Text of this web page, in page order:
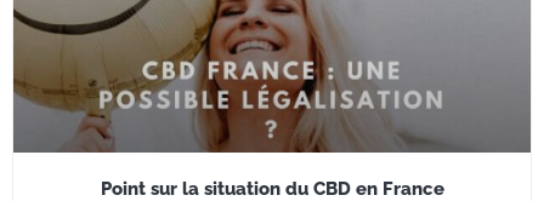
Point sur la situation du CBD en France